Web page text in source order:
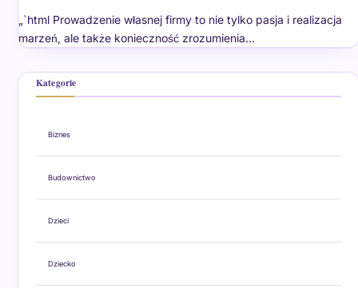
„`html Prowadzenie własnej firmy to nie tylko pasja i realizacja
marzeń, ale także konieczność zrozumienia…
Kategorie
Biznes
Budownictwo
Dzieci
Dziecko